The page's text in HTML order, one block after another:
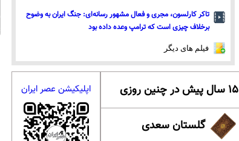
تاکر کارلسون، مجری و فعال مشهور رسانه‌ای: جنگ ایران به وضوح
برخلاف چیزی است که ترامپ وعده داده بود
فیلم های دیگر
۱۵ سال پیش در چنین روزی
گلستان سعدی
اپلیکیشن عصر ایران